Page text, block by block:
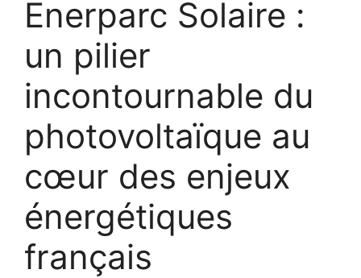
Enerparc Solaire :
un pilier
incontournable du
photovoltaïque au
cœur des enjeux
énergétiques
français